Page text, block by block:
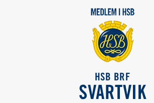
HSB BRF
SVARTVIK